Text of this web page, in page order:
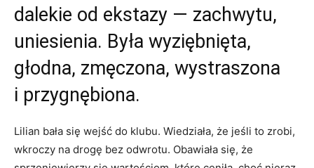
dalekie od ekstazy — zachwytu,
uniesienia. Była wyziębnięta,
głodna, zmęczona, wystraszona
i przygnębiona.
Lilian bała się wejść do klubu. Wiedziała, że jeśli to zrobi,
wkroczy na drogę bez odwrotu. Obawiała się, że